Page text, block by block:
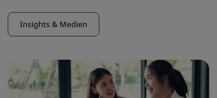
Insights & Medien